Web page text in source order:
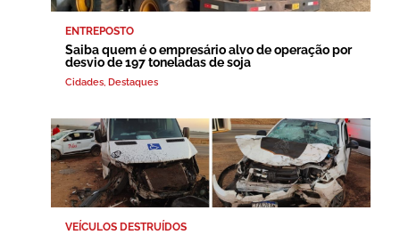
ENTREPOSTO
Saiba quem é o empresário alvo de operação por
desvio de 197 toneladas de soja
Cidades, Destaques
VEÍCULOS DESTRUÍDOS